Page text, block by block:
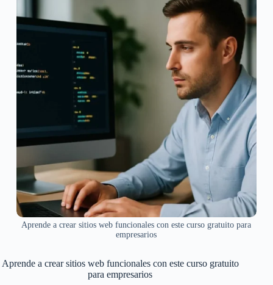
Aprende a crear sitios web funcionales con este curso gratuito para
empresarios
Aprende a crear sitios web funcionales con este curso gratuito
para empresarios